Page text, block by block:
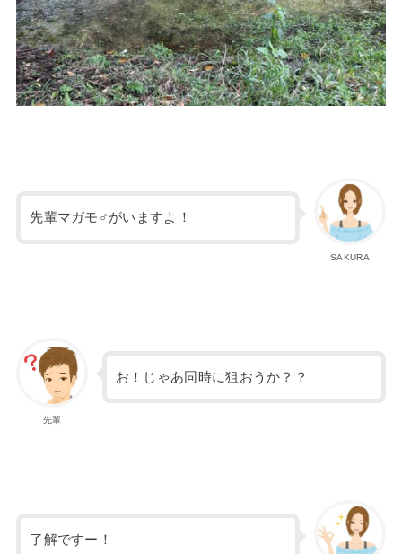
SAKURA
先輩マガモ♂がいますよ！
先輩
お！じゃあ同時に狙おうか？？
了解ですー！